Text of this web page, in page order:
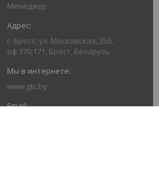
Менеджер
г. Брест, ул. Московская, 356,
оф.170,171, Брест, Беларусь
www.gtc.by